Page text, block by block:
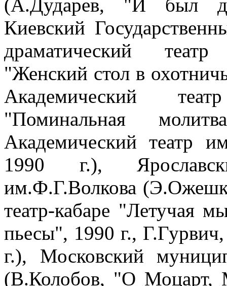
(А.Дударев, "И был
Киевский
драматический
"Женский стол в
Академический
"Поминальная
Академический театр
1990 г.),
им.Ф.Г.Волкова
театр-кабаре "Летучая
пьесы", 1990 г.,
г.), Московский
(В.Колобов, "О Моцарт,